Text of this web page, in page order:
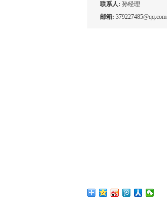
联系人: 孙经理
邮箱: 379227485@qq.com